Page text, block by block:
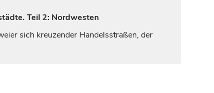
Teil 2: Nordwesten
sich kreuzender Handelsstraßen, der